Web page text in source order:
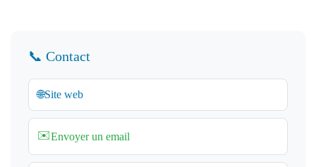
📞 Contact
🌐Site web
✉️Envoyer un email